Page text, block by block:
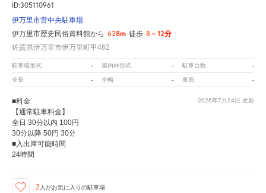
ID:305110961
伊万里市営中央駐車場
伊万里市歴史民俗資料館から 628m 徒歩 8～12分
佐賀県伊万里市伊万里町甲462
駐車場形式 - 屋内外形式 - 駐車台数 -
全長 - 全幅 - 車高 -
2026年7月24日 更新
■料金
【通常駐車料金】
全日 30分以内 100円
30分以降 50円 30分
■入出庫可能時間
24時間
2 人がお気に入りの駐車場